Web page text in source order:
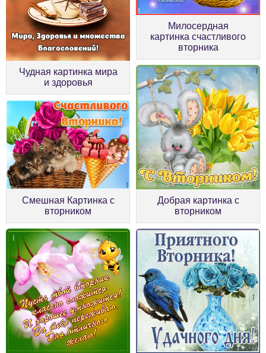
Чудная картинка мира
и здоровья
Милосердная
картинка счастливого
вторника
Смешная Картинка с
вторником
Добрая картинка с
вторником